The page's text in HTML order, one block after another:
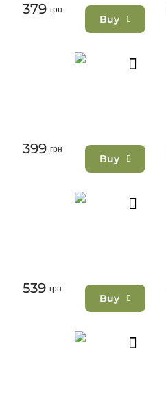
379 грн
Buy
399 грн
Buy
539 грн
Buy